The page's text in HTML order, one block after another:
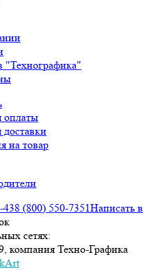
"Технографика"
оплаты
доставки
на товар
438 (800) 550-7351Написать в
сетях:
компания Техно-Графика